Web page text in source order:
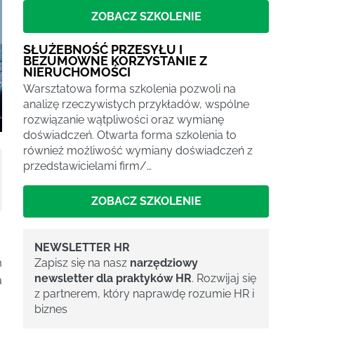
ZOBACZ SZKOLENIE
SŁUŻEBNOŚĆ PRZESYŁU I
BEZUMOWNE KORZYSTANIE Z
NIERUCHOMOŚCI
Warsztatowa forma szkolenia pozwoli na
analizę rzeczywistych przykładów, wspólne
rozwiązanie wątpliwości oraz wymianę
doświadczeń. Otwarta forma szkolenia to
również możliwość wymiany doświadczeń z
przedstawicielami firm/…
ZOBACZ SZKOLENIE
NEWSLETTER HR
Zapisz się na nasz narzędziowy
newsletter dla praktyków HR. Rozwijaj się
z partnerem, który naprawdę rozumie HR i
biznes